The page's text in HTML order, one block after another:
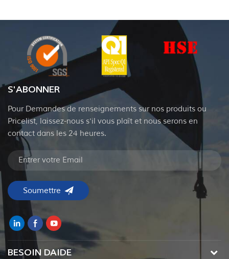
S'ABONNER
Pour Demandes de renseignements sur nos produits ou
Pricelist, laissez-nous s'il vous plaît et nous serons en
contact dans les 24 heures.
BESOIN DAIDE